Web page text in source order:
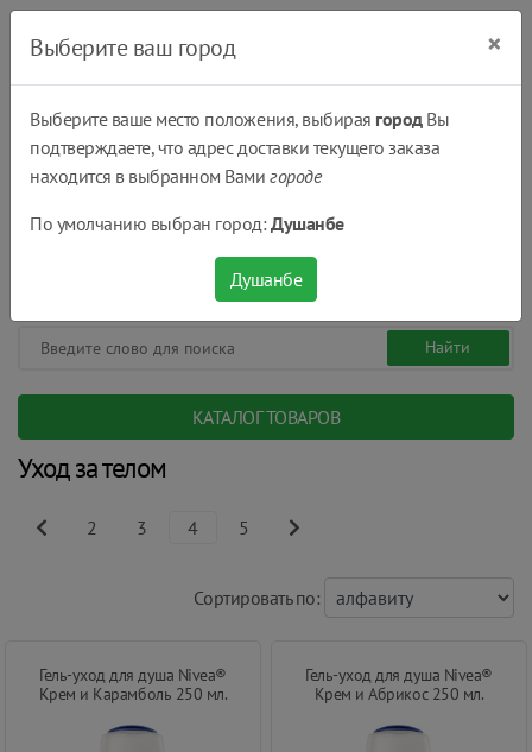
КАТАЛОГ ТОВАРОВ
Уход за телом
2 3 4 5
Cортировать по:
Гель-уход для душа Nivea®
Крем и Карамболь 250 мл.
Гель-уход для душа Nivea®
Крем и Абрикос 250 мл.
Выберите ваш город ×
Выберите ваше место положения, выбирая городВы
подтверждаете, что адрес доставки текущего заказа
находится в выбранном Вамигороде
По умолчанию выбран город:Душанбе
Душанбе